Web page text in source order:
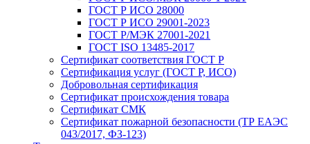
ГОСТ Р ИСО 28000
ГОСТ Р ИСО 29001-2023
ГОСТ Р/МЭК 27001-2021
ГОСТ ISO 13485-2017
Сертификат соответствия ГОСТ Р
Сертификация услуг (ГОСТ Р, ИСО)
Добровольная сертификация
Сертификат происхождения товара
Сертификат СМК
Сертификат пожарной безопасности (ТР ЕАЭС
043/2017, ФЗ-123)